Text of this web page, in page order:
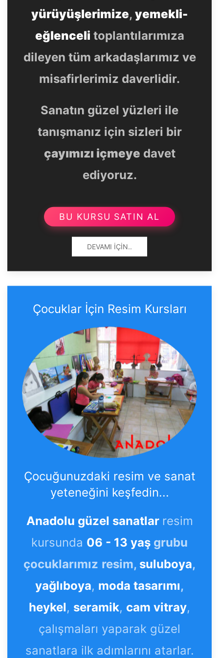
yürüyüşlerimize, yemekli-
eğlenceli toplantılarımıza
dileyen tüm arkadaşlarımız ve
misafirlerimiz daverlidir.
Sanatın güzel yüzleri ile
tanışmanız için sizleri bir
çayımızı içmeye davet
ediyoruz.
BU KURSU SATIN AL
DEVAMI İÇIN..
Çocuklar İçin Resim Kursları
Çocuğunuzdaki resim ve sanat
yeteneğini keşfedin...
Anadolu güzel sanatlar resim
kursunda 06 - 13 yaş grubu
çocuklarımız resim, suluboya,
yağlıboya, moda tasarımı,
heykel, seramik, cam vitray,
çalışmaları yaparak güzel
sanatlara ilk adımlarını atarlar.